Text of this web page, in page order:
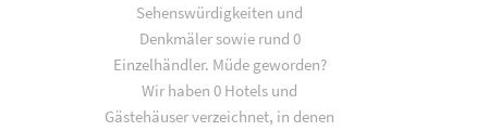
Sehenswürdigkeiten und
Denkmäler sowie rund 0
Einzelhändler. Müde geworden?
Wir haben 0 Hotels und
Gästehäuser verzeichnet, in denen